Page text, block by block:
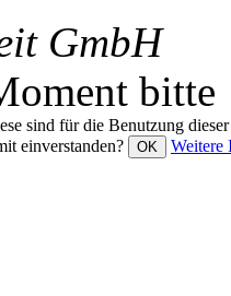
GmbH
bitte
sind für die Benutzung
einverstanden?
OK Weitere